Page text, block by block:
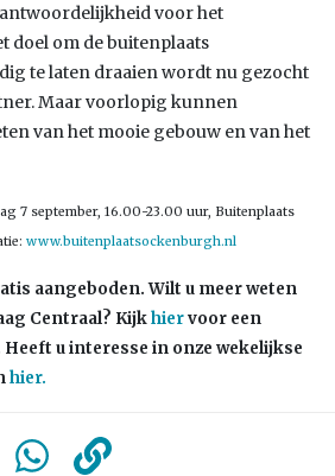
voor het
doel om de buitenplaats
te laten draaien wordt nu gezocht
Maar voorlopig kunnen
van het mooie gebouw en van het
7 september, 16.00-23.00 uur, Buitenplaats
www.buitenplaatsockenburgh.nl
aangeboden. Wilt u meer weten
Centraal? Kijkhiervoor een
u interesse in onze wekelijkse
hier.